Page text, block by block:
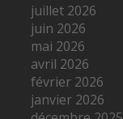
juillet 2026
juin 2026
mai 2026
avril 2026
février 2026
janvier 2026